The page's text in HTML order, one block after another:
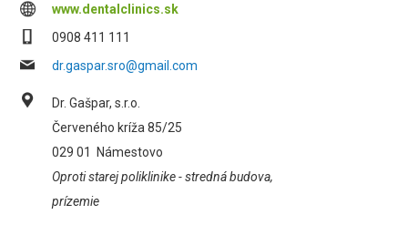
www.dentalclinics.sk
0908 411 111
dr.gaspar.sro@gmail.com
Dr. Gašpar, s.r.o.
Červeného kríža 85/25
029 01
Námestovo
Oproti starej poliklinike - stredná budova,
prízemie